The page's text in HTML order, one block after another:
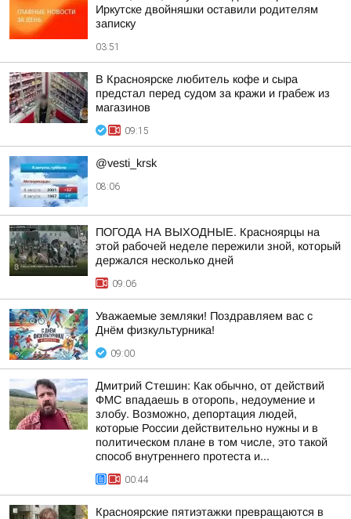
Иркутске двойняшки оставили родителям
записку
03:51
В Красноярске любитель кофе и сыра
предстал перед судом за кражи и грабеж из
магазинов
09:15
@vesti_krsk
08:06
ПОГОДА НА ВЫХОДНЫЕ. Красноярцы на
этой рабочей неделе пережили зной, который
держался несколько дней
09:06
Уважаемые земляки! Поздравляем вас с
Днём физкультурника!
09:00
Дмитрий Стешин: Как обычно, от действий
ФМС впадаешь в оторопь, недоумение и
злобу. Возможно, депортация людей,
которые России действительно нужны и в
политическом плане в том числе, это такой
способ внутреннего протеста и...
00:44
Красноярские пятиэтажки превращаются в